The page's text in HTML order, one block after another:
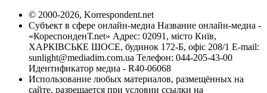
© 2000-2026, Korrespondent.net
Субъект в сфере онлайн-медиа Название онлайн-медиа -
«КореспонденТ.net» Адрес: 02091, місто Київ,
ХАРКІВСЬКЕ ШОСЕ, будинок 172-Б, офіс 208/1 E-mail:
sunlight@mediadim.com.ua Телефон: 044-205-43-00
Идентификатор медиа - R40-06068
Использование любых материалов, размещённых на
сайте, разрешается при условии ссылки на